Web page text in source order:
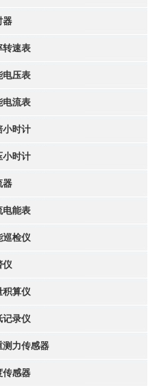
器
转速表
电压表
电流表
小时计
小时计
器
电能表
巡检仪
仪
积算仪
记录仪
测力传感器
传感器